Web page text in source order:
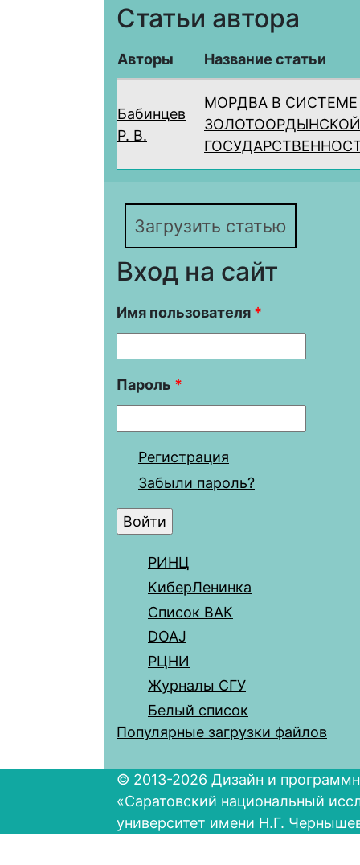
Статьи автора
Авторы Название статьи
Бабинцев
Р. В.
МОРДВА В СИСТЕМЕ
ЗОЛОТООРДЫНСКОЙ
Загрузить статью
Вход на сайт
Имя пользователя *
Пароль *
Регистрация
Забыли пароль?
РИНЦ
КиберЛенинка
Список ВАК
DOAJ
РЦНИ
Журналы СГУ
Белый список
Популярные загрузки файлов
© 2013-2026 Дизайн и
«Саратовский национальный
университет имени Н.Г.